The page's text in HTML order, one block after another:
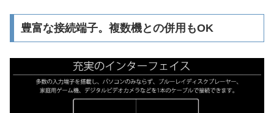
豊富な接続端子。複数機との併用もOK